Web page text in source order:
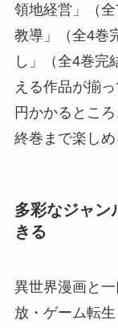
領地経営」（
教導」（全4巻
し」（全4巻完
える作品が揃
円かかるとこ
終巻まで楽しめ
多彩なジャン
きる
異世界漫画と
放・ゲーム転